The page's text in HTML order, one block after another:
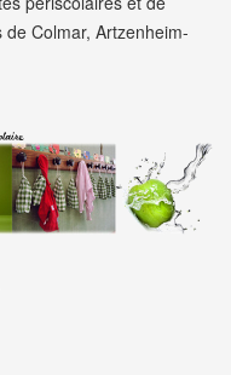
Colmar, Artzenheim-